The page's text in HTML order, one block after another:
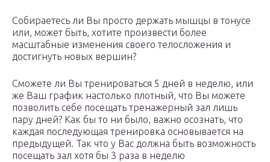
Собираетесь ли Вы просто держать мышцы в тонусе
или, может быть, хотите произвести более
масштабные изменения своего телосложения и
достигнуть новых вершин?
Сможете ли Вы тренироваться 5 дней в неделю, или
же Ваш график настолько плотный, что Вы можете
позволить себе посещать тренажерный зал лишь
пару дней? Как бы то ни было, важно осознать, что
каждая последующая тренировка основывается на
предыдущей. Так что у Вас должна быть возможность
посещать зал хотя бы 3 раза в неделю